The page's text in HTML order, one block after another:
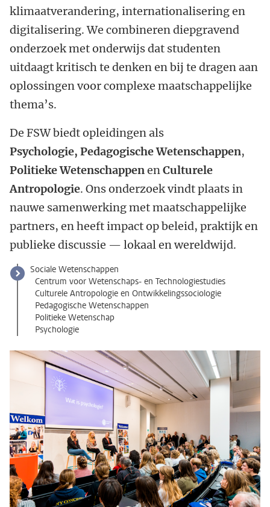
klimaatverandering, internationalisering en
digitalisering. We combineren diepgravend
onderzoek met onderwijs dat studenten
uitdaagt kritisch te denken en bij te dragen aan
oplossingen voor complexe maatschappelijke
thema’s.
De FSW biedt opleidingen als
Psychologie, Pedagogische Wetenschappen,
Politieke WetenschappenenCulturele
Antropologie. Ons onderzoek vindt plaats in
nauwe samenwerking met maatschappelijke
partners, en heeft impact op beleid, praktijk en
publieke discussie — lokaal en wereldwijd.
Sociale Wetenschappen
Centrum voor Wetenschaps- en Technologiestudies
Culturele Antropologie en Ontwikkelingssociologie
Pedagogische Wetenschappen
Politieke Wetenschap
Psychologie